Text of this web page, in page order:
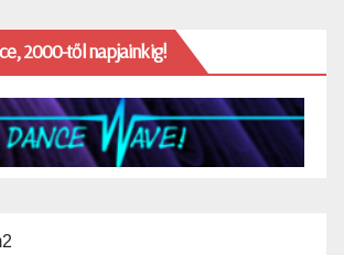
2000-től napjainkig!